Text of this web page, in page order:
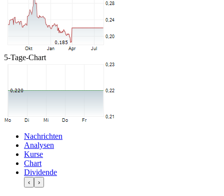
5-Tage-Chart
Nachrichten
Analysen
Kurse
Chart
Dividende
‹ ›